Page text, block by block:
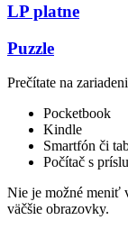
LP platne
Puzzle
Prečítate na
Pocketbook
Kindle
Smartfón či
Počítač s
Nie je možné meniť
väčšie obrazovky.